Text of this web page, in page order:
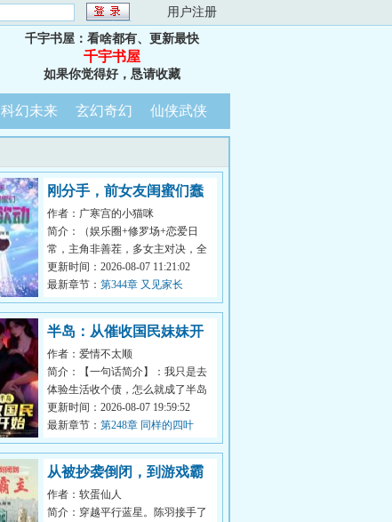
用户注册
千宇书屋：看啥都有、更新最快
千宇书屋
如果你觉得好，恳请收藏
科幻未来 玄幻奇幻 仙侠武侠
刚分手，前女友闺蜜们蠢
蠢欲动
作者：广寒宫的小猫咪
简介：（娱乐圈+修罗场+恋爱日
常，主角非善茬，多女主对决，全
程高能。）分手当晚，和高冷女友
极限拉扯一...
更新时间：2026-08-07 11:21:02
最新章节： 第344章 又见家长
半岛：从催收国民妹妹开
始
作者：爱情不太顺
简介：【一句话简介】：我只是去
体验生活收个债，怎么就成了半岛
女团的白月光？【正经简介】：
年，半岛娱...
更新时间：2026-08-07 19:59:52
最新章节： 第248章 同样的四叶
草，不同的心事
从被抄袭倒闭，到游戏霸
主
作者：软蛋仙人
简介：穿越平行蓝星。陈羽接手了